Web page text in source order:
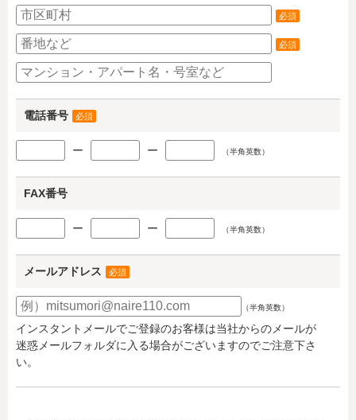
必須
必須
電話番号 必須
ー ー （半角英数）
FAX番号
ー ー （半角英数）
メールアドレス 必須
（半角英数）
インスタントメールでご登録のお客様は当社からのメールが
迷惑メールフォルダに入る場合がございますのでご注意下さ
い。